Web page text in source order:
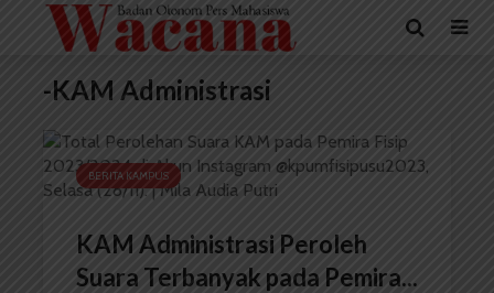
-KAM Administrasi
BERITA KAMPUS
KAM Administrasi Peroleh
Suara Terbanyak pada Pemira...